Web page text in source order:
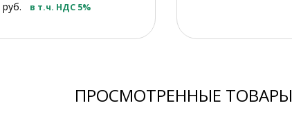
руб. в т.ч. НДС 5%
ПРОСМОТРЕННЫЕ ТОВАРЫ